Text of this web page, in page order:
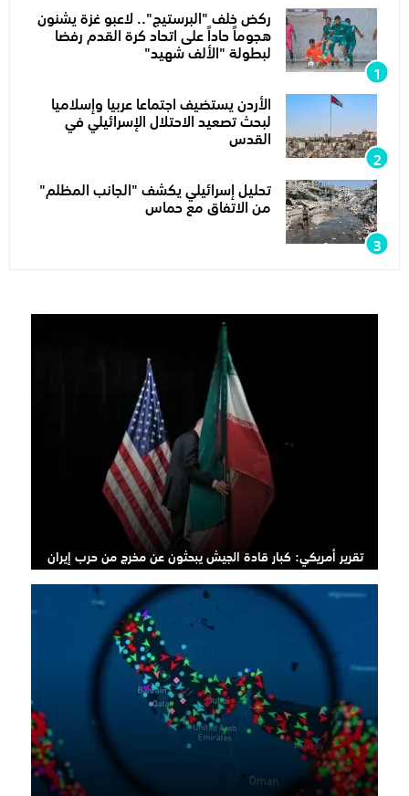
ركض خلف "البرستيج".. لاعبو غزة يشنون
هجوماً حاداً على اتحاد كرة القدم رفضا
لبطولة "الألف شهيد"
الأردن يستضيف اجتماعا عربيا وإسلاميا
لبحث تصعيد الاحتلال الإسرائيلي في
القدس
تحليل إسرائيلي يكشف "الجانب المظلم"
من الاتفاق مع حماس
تقرير أمريكي: كبار قادة الجيش يبحثون عن مخرج من حرب إيران